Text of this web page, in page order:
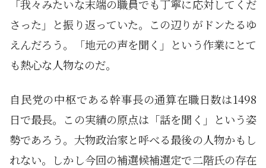
「我々みたいな末端の職員でも丁寧に応対してくだ
さった」と振り返っていた。この辺りがドンたるゆ
えんだろう。「地元の声を聞く」という作業にとて
も熱心な人物なのだ。
自民党の中枢である幹事長の通算在職日数は1498
日で最長。この実績の原点は「話を聞く」という姿
勢であろう。大物政治家と呼べる最後の人物かもし
れない。しかし今回の補選候補選定で二階氏の存在